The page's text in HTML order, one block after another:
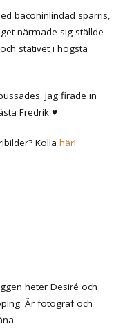
baconinlindad sparris,
närmade sig ställde
stativet i högsta
Jag firade in
Fredrik ♥
Kolla här!
heter Desiré och
Är fotograf och